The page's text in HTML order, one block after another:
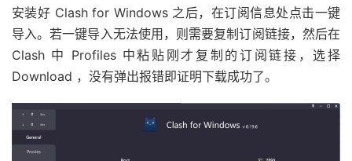
安装好 Clash for Windows 之后，在订阅信息处点击一键
导入。若一键导入无法使用，则需要复制订阅链接，然后在
Clash 中 Profiles 中粘贴刚才复制的订阅链接，选择
Download ，没有弹出报错即证明下载成功了。